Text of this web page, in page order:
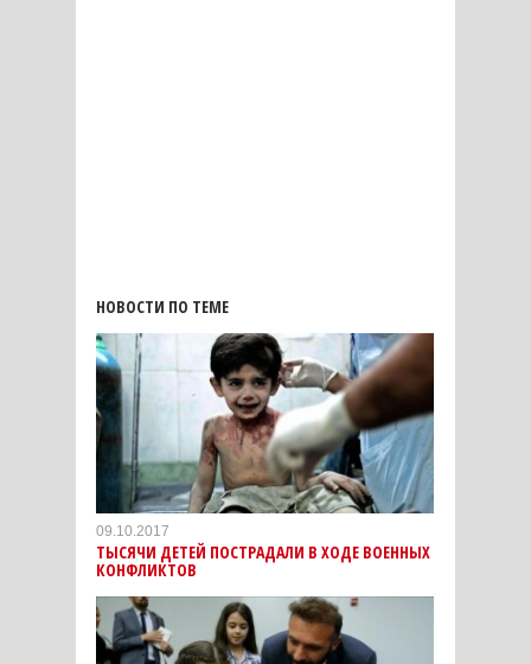
НОВОСТИ ПО ТЕМЕ
09.10.2017
ТЫСЯЧИ ДЕТЕЙ ПОСТРАДАЛИ В ХОДЕ ВОЕННЫХ
КОНФЛИКТОВ